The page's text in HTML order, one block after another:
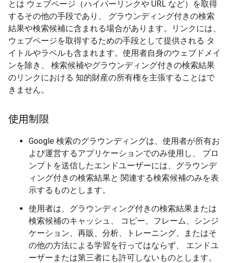
とは ウェブページ（ハイパーリンクや URL など）を取得
するその他の手段であり、 グラウンディング付きの検索
結果や検索候補に含まれる場合があります。リンクには、
ウェブページを取得するための手段として提供される タ
イトルやラベルも含まれます。使用者自身のウェブドメイ
ンを除き、 検索候補やグラウンディング付きの検索結果
のリンクにおける 知的財産の所有権を主張することはで
きません。
使用制限
Google 検索のグラウンディングは、使用者が所有お
よび運営するアプリケーションでのみ使用し、 プロ
ンプトを送信したエンドユーザーには、グラウンデ
ィング付きの検索結果と 関連する検索候補のみを表
示するものとします。
使用者は、グラウンディング付きの検索結果または
検索候補のキャッシュ、 コピー、フレーム、シンジ
ケーション、再販、分析、トレーニング、またはそ
の他の方法による学習を行ってはならず、 エンドユ
ーザーまたは第三者にも許可しないものとします。